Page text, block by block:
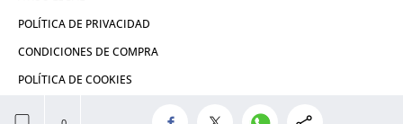
POLÍTICA DE PRIVACIDAD
CONDICIONES DE COMPRA
POLÍTICA DE COOKIES